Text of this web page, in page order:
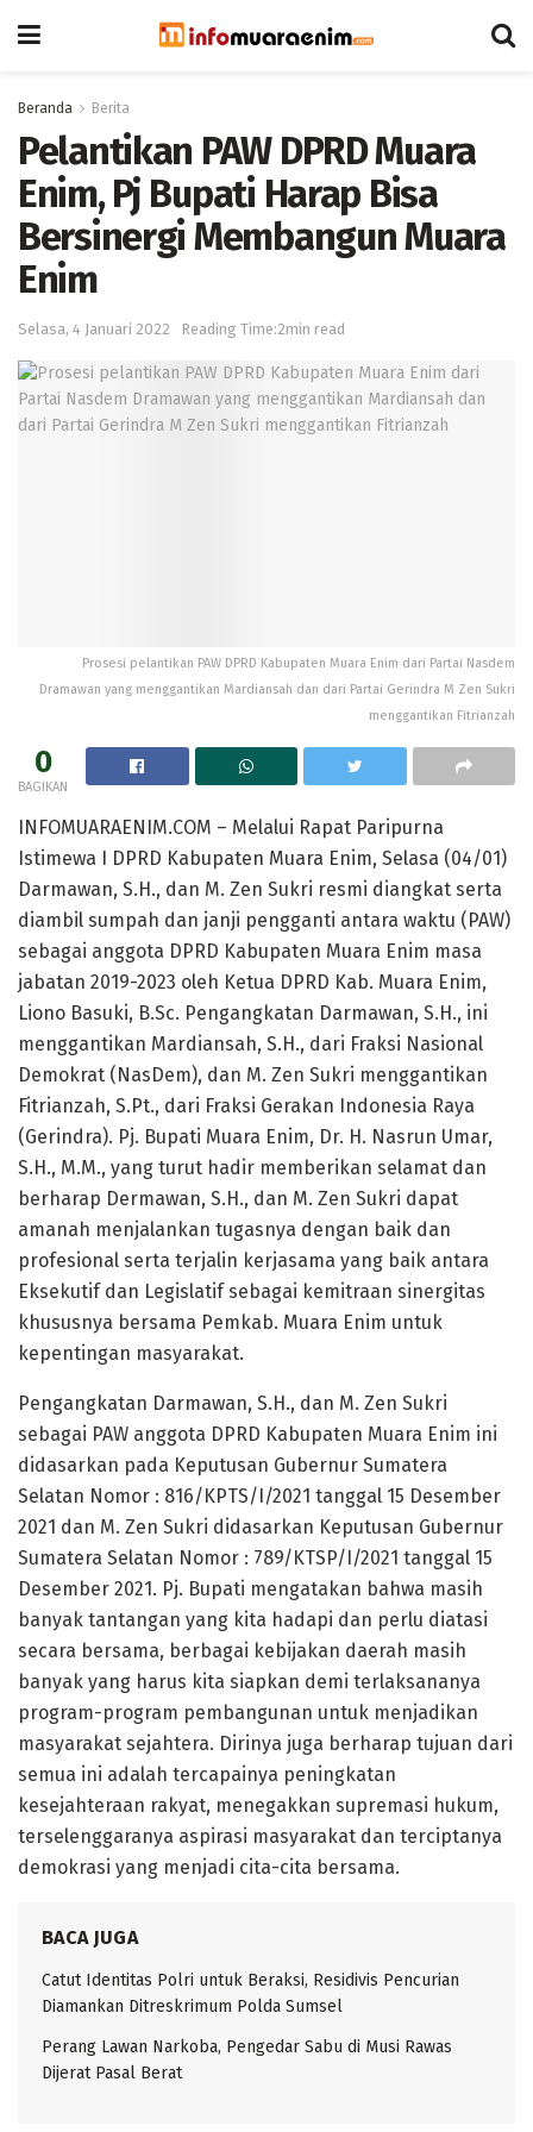
Beranda Berita
Pelantikan PAW DPRD Muara
Enim, Pj Bupati Harap Bisa
Bersinergi Membangun Muara
Enim
Selasa, 4 Januari 2022 Reading Time:2min read
Prosesi pelantikan PAW DPRD Kabupaten Muara Enim dari Partai Nasdem
Dramawan yang menggantikan Mardiansah dan dari Partai Gerindra M Zen Sukri
menggantikan Fitrianzah
0
BAGIKAN
INFOMUARAENIM.COM – Melalui Rapat Paripurna
Istimewa I DPRD Kabupaten Muara Enim, Selasa (04/01)
Darmawan, S.H., dan M. Zen Sukri resmi diangkat serta
diambil sumpah dan janji pengganti antara waktu (PAW)
sebagai anggota DPRD Kabupaten Muara Enim masa
jabatan 2019-2023 oleh Ketua DPRD Kab. Muara Enim,
Liono Basuki, B.Sc. Pengangkatan Darmawan, S.H., ini
menggantikan Mardiansah, S.H., dari Fraksi Nasional
Demokrat (NasDem), dan M. Zen Sukri menggantikan
Fitrianzah, S.Pt., dari Fraksi Gerakan Indonesia Raya
(Gerindra). Pj. Bupati Muara Enim, Dr. H. Nasrun Umar,
S.H., M.M., yang turut hadir memberikan selamat dan
berharap Dermawan, S.H., dan M. Zen Sukri dapat
amanah menjalankan tugasnya dengan baik dan
profesional serta terjalin kerjasama yang baik antara
Eksekutif dan Legislatif sebagai kemitraan sinergitas
khususnya bersama Pemkab. Muara Enim untuk
kepentingan masyarakat.
Pengangkatan Darmawan, S.H., dan M. Zen Sukri
sebagai PAW anggota DPRD Kabupaten Muara Enim ini
didasarkan pada Keputusan Gubernur Sumatera
Selatan Nomor : 816/KPTS/I/2021 tanggal 15 Desember
2021 dan M. Zen Sukri didasarkan Keputusan Gubernur
Sumatera Selatan Nomor : 789/KTSP/I/2021 tanggal 15
Desember 2021. Pj. Bupati mengatakan bahwa masih
banyak tantangan yang kita hadapi dan perlu diatasi
secara bersama, berbagai kebijakan daerah masih
banyak yang harus kita siapkan demi terlaksananya
program-program pembangunan untuk menjadikan
masyarakat sejahtera. Dirinya juga berharap tujuan dari
semua ini adalah tercapainya peningkatan
kesejahteraan rakyat, menegakkan supremasi hukum,
terselenggaranya aspirasi masyarakat dan terciptanya
demokrasi yang menjadi cita-cita bersama.
BACA JUGA
Catut Identitas Polri untuk Beraksi, Residivis Pencurian
Diamankan Ditreskrimum Polda Sumsel
Perang Lawan Narkoba, Pengedar Sabu di Musi Rawas
Dijerat Pasal Berat